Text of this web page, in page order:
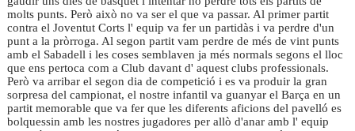
molts punts. Però això no va ser el que va passar. Al primer partit
contra el Joventut Corts l' equip va fer un partidàs i va perdre d'un
punt a la pròrroga. Al segon partit vam perdre de més de vint punts
amb el Sabadell i les coses semblaven ja més normals segons el lloc
que ens pertoca com a Club davant d' aquest clubs professionals.
Però va arribar el segon dia de competició i es va produir la gran
sorpresa del campionat, el nostre infantil va guanyar el Barça en un
partit memorable que va fer que les diferents aficions del pavelló es
bolquessin amb les nostres jugadores per allò d'anar amb l' equip